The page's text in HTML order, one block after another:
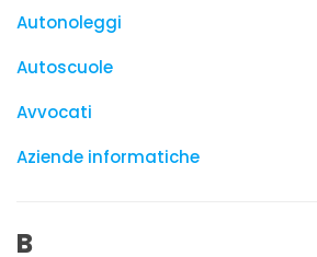
Autonoleggi
Autoscuole
Avvocati
Aziende informatiche
B